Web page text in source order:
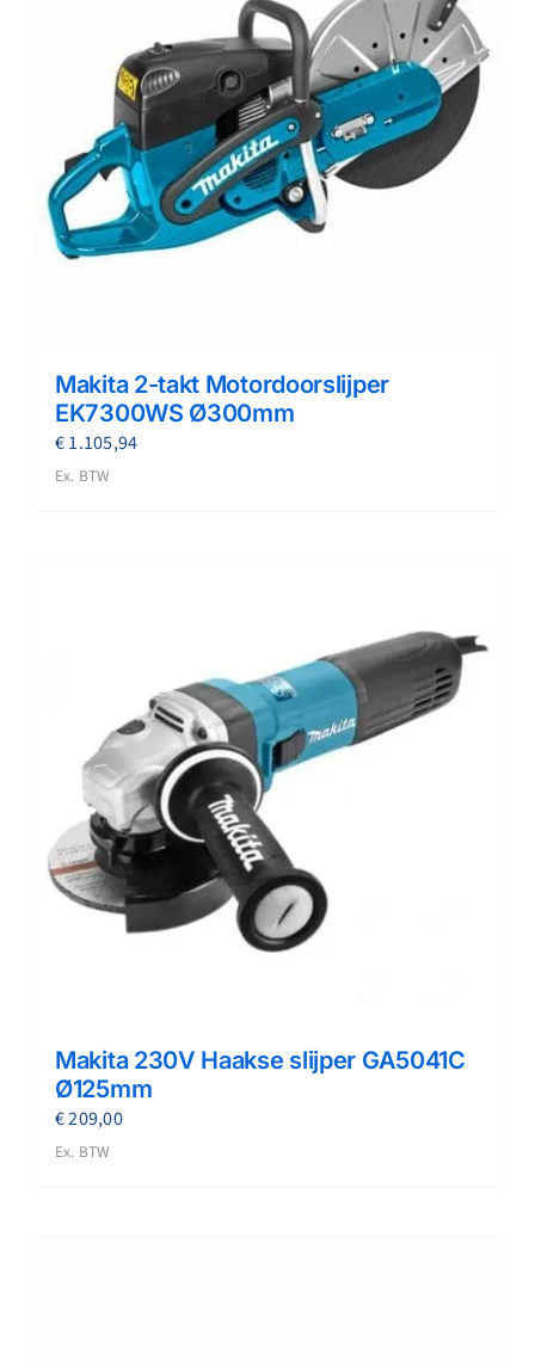
Makita 2-takt Motordoorslijper
EK7300WS Ø300mm
€1.105,94
Ex. BTW
Makita 230V Haakse slijper GA5041C
Ø125mm
€209,00
Ex. BTW